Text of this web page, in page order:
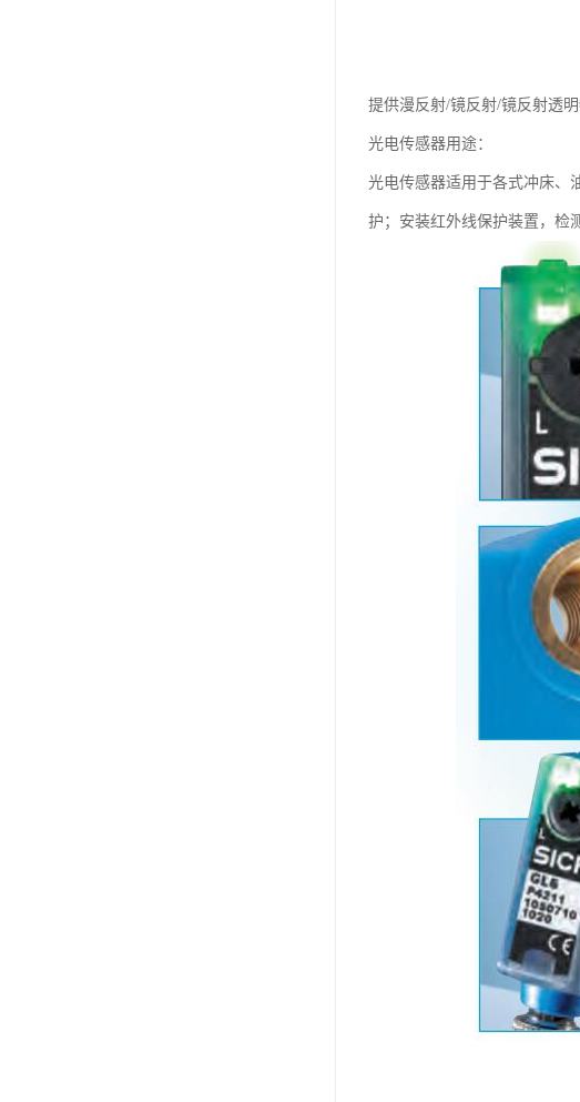
提供漫反射/镜反射/镜反射透
光电传感器用途：
光电传感器适用于各式冲床、
护；安装红外线保护装置，检